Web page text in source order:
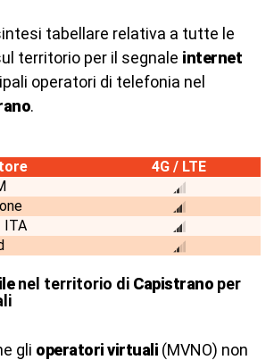
tabellare relativa a tutte le
territorio per il segnale internet
operatori di telefonia nel
.
4G / LTE
ITA
nel territorio di Capistrano per
gli operatori virtuali (MVNO) non